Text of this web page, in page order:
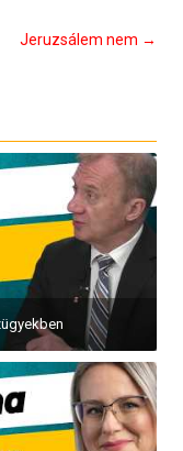
Jeruzsálem nem →